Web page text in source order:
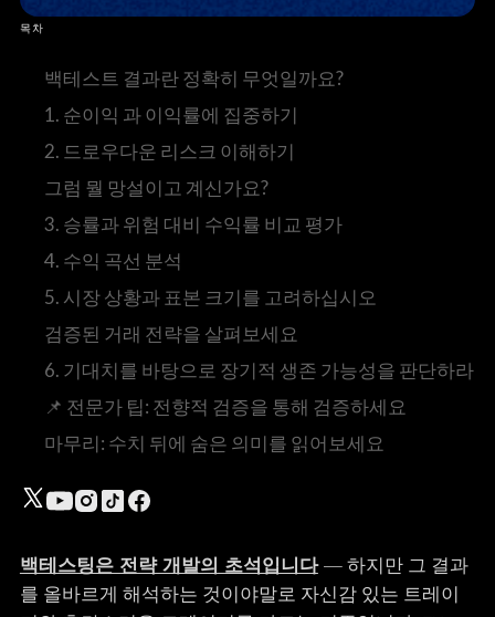
백테스팅은 전략 개발의 초석입니다 — 하지만 그 결과
를 올바르게 해석하는 것이야말로 자신감 있는 트레이
목차
백테스트 결과란 정확히 무엇일까요?
1. 순이익 과 이익률에 집중하기
2. 드로우다운 리스크 이해하기
그럼 뭘 망설이고 계신가요?
3. 승률과 위험 대비 수익률 비교 평가
4. 수익 곡선 분석
5. 시장 상황과 표본 크기를 고려하십시오
검증된 거래 전략을 살펴보세요
6. 기대치를 바탕으로 장기적 생존 가능성을 판단하라
📌 전문가 팁: 전향적 검증을 통해 검증하세요
마무리: 수치 뒤에 숨은 의미를 읽어보세요